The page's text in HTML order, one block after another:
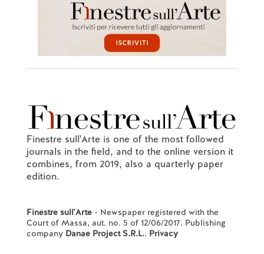
Finestre sull'Arte is one of the most followed
journals in the field, and to the online version it
combines, from 2019, also a quarterly paper
edition.
Finestre sull'Arte- Newspaper registered with the
Court of Massa, aut. no. 5 of 12/06/2017. Publishing
company Danae Project S.R.L.. Privacy